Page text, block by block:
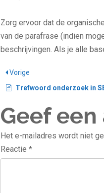
Zorg ervoor dat de
van de parafrase (indien
beschrijvingen. Als je alle
Vorige
Trefwoord onderzoek in
Geef
Het e-mailadres wordt niet
Reactie *